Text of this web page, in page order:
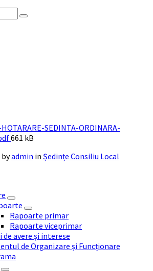
SEDINTA-ORDINARA-
File
661 kB
byadmin in Ședințe Consiliu Local
Rapoarte primar
Rapoarte viceprimar
de avere și interese
de Organizare și Funcționare